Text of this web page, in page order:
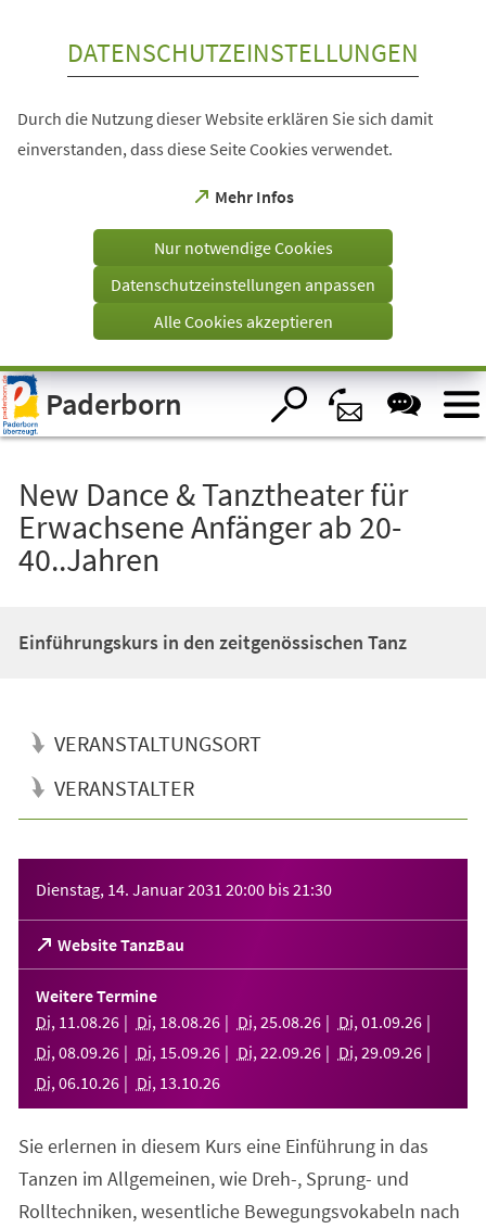
Visuelle
Assistenzsoftware
öffnen.
DATENSCHUTZEINSTELLUNGEN
Durch die Nutzung dieser Website erklären Sie sich damit
einverstanden, dass diese Seite Cookies verwendet.
Mehr Infos
(Öffnet
einem
Tab)
Nur notwendige Cookies
Datenschutzeinstellungen anpassen
Alle Cookies akzeptieren
Paderborn
New Dance & Tanztheater für
Erwachsene Anfänger ab 20-
40..Jahren
Einführungskurs in den zeitgenössischen Tanz
VERANSTALTUNGSORT
VERANSTALTER
Dienstag, 14. Januar 2031 20:00 bis21:30
Website TanzBau
(Öffnet
in
einem
neuen
Tab)
Weitere Termine
Di, 11 .08.26 Di, 18.08.26 Di, 25.08.26 Di, 01 .09.26
Di, 08.09.26 Di, 15.09.26 Di, 22.09.26 Di, 29.09.26
Di, 06.10.26 Di, 13.10.26
Sie erlernen in diesem Kurs eine Einführung in das
Tanzen im Allgemeinen, wie Dreh-, Sprung- und
Rolltechniken, wesentliche Bewegungsvokabeln nach